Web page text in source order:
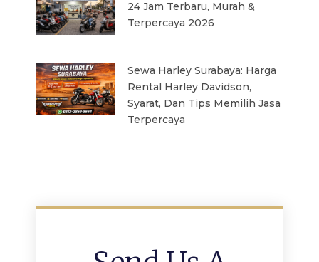
24 Jam Terbaru, Murah &
Terpercaya 2026
Sewa Harley Surabaya: Harga
Rental Harley Davidson,
Syarat, Dan Tips Memilih Jasa
Terpercaya